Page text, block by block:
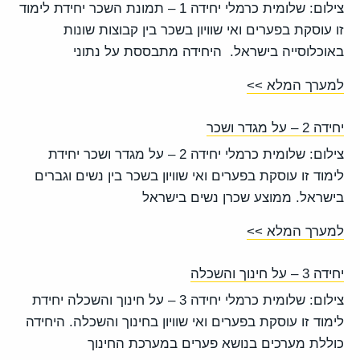
צילום: שלומית כרמלי יחידה 1 – תמונת השכר יחידת לימוד
זו עוסקת בפערים ואי שוויון בשכר בין קבוצות שונות
באוכלוסייה בישראל. היחידה מתבססת על נתוני
למערך המלא >>
יחידה 2 – על מגדר ושכר
צילום: שלומית כרמלי יחידה 2 – על מגדר ושכר יחידת
לימוד זו עוסקת בפערים ואי שוויון בשכר בין נשים וגברים
בישראל. ממוצע שכרן נשים בישראל
למערך המלא >>
יחידה 3 – על חינוך והשכלה
צילום: שלומית כרמלי יחידה 3 – על חינוך והשכלה יחידת
לימוד זו עוסקת בפערים ואי שוויון בחינוך והשכלה. היחידה
כוללת מערכים בנושא פערים במערכת החינוך